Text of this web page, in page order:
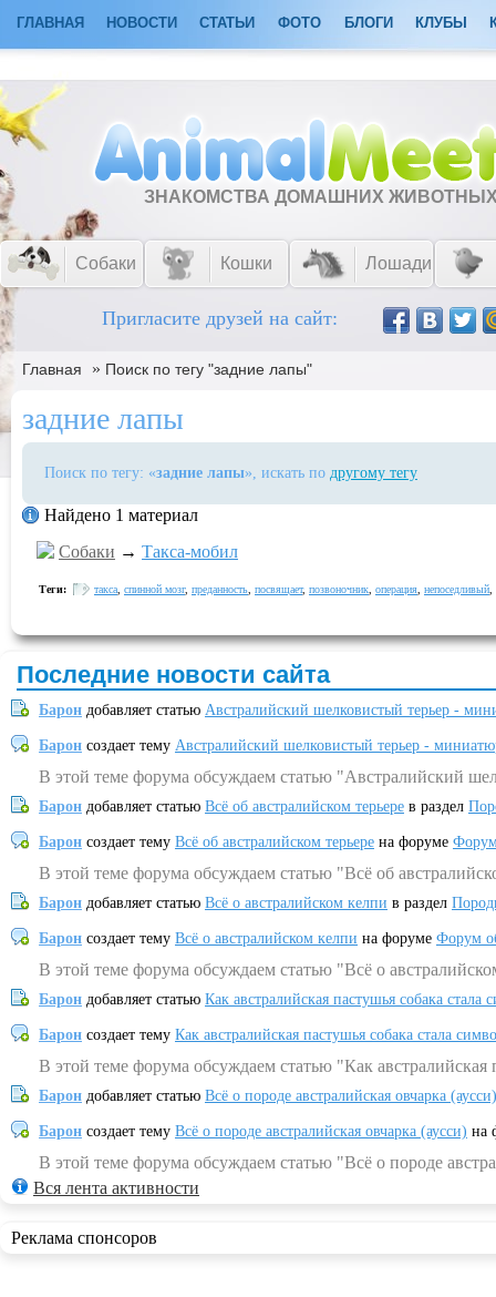
ГЛАВНАЯ НОВОСТИ СТАТЬИ ФОТО БЛОГИ КЛУБЫ
ЗНАКОМСТВА ДОМАШНИХ
Собаки Кошки Лошади
Пригласите друзей на сайт:
Главная » Поиск по тегу "задние лапы"
задние лапы
Поиск по тегу: «задние лапы», искать по другому тегу
Найдено 1 материал
Собаки → Такса-мобил
Теги: такса спинной мозг, преданность посвящает, позвоночник операция непоседливый
Последние новости сайта
Барон добавляет статью Австралийский шелковистый терьер -
Барон создает тему Австралийский шелковистый терьер -
В этой теме форума обсуждаем статью "Австралийский
Барон добавляет статью Всё об австралийском терьере в раздел
Барон создает тему Всё об австралийском терьере на форуме
В этой теме форума обсуждаем статью "Всё об
Барон добавляет статью Всё о австралийском келпи в раздел
Барон создает тему Всё о австралийском келпи на форуме Форум
В этой теме форума обсуждаем статью "Всё о
Барон добавляет статью Как австралийская пастушья собака
Барон создает тему Как австралийская пастушья собака стала
В этой теме форума обсуждаем статью "Как
Барон добавляет статью Всё о породе австралийская овчарка (аусси)
Барон создает тему Всё о породе австралийская овчарка (аусси) на
В этой теме форума обсуждаем статью "Всё о породе
Вся лента активности
Реклама спонсоров